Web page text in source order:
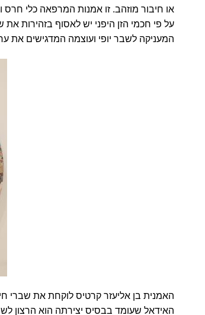
או חיבור מוזהב. זו אמנות המרפאה כלי חרס
על פי חכמי הזן היפני יש לאסוף בזהירות
המעניקה לשבר יופי ועוצמה המדגישים את
האמנית בן אליעזר קרטיס לוקחת את שברי
האידאל שעומד בבסיס יצירתה הוא הרצון